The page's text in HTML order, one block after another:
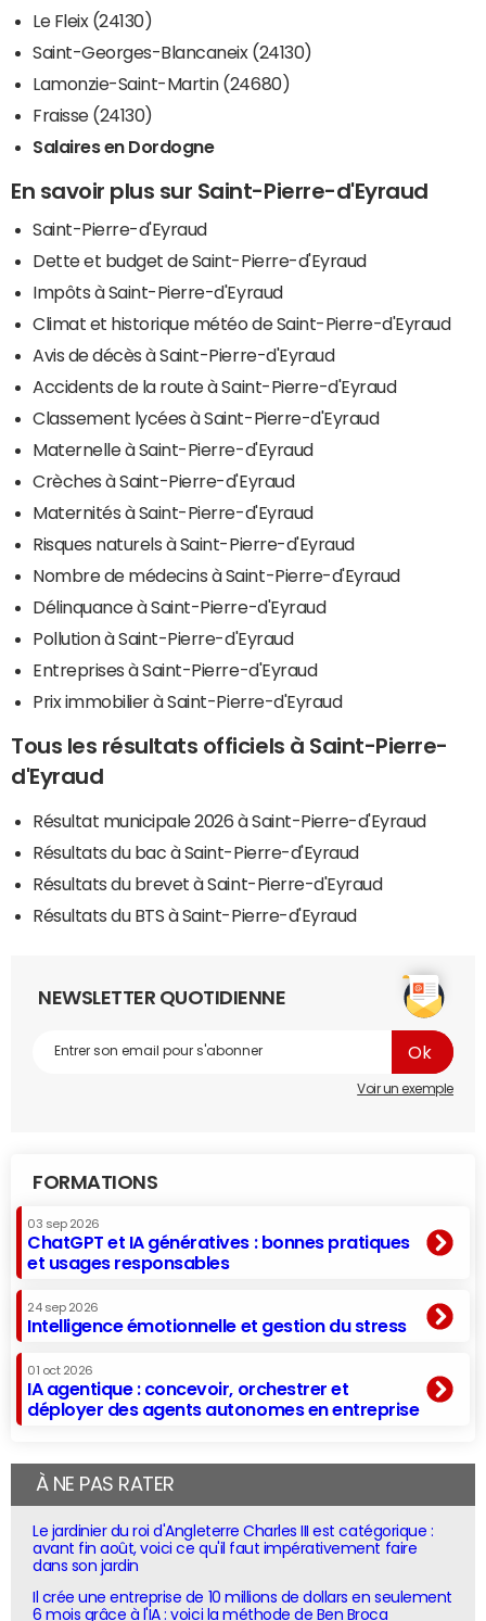
Le Fleix (24130)
Saint-Georges-Blancaneix (24130)
Lamonzie-Saint-Martin (24680)
Fraisse (24130)
Salaires en Dordogne
En savoir plus sur Saint-Pierre-d'Eyraud
Saint-Pierre-d'Eyraud
Dette et budget de Saint-Pierre-d'Eyraud
Impôts à Saint-Pierre-d'Eyraud
Climat et historique météo de Saint-Pierre-d'Eyraud
Avis de décès à Saint-Pierre-d'Eyraud
Accidents de la route à Saint-Pierre-d'Eyraud
Classement lycées à Saint-Pierre-d'Eyraud
Maternelle à Saint-Pierre-d'Eyraud
Crèches à Saint-Pierre-d'Eyraud
Maternités à Saint-Pierre-d'Eyraud
Risques naturels à Saint-Pierre-d'Eyraud
Nombre de médecins à Saint-Pierre-d'Eyraud
Délinquance à Saint-Pierre-d'Eyraud
Pollution à Saint-Pierre-d'Eyraud
Entreprises à Saint-Pierre-d'Eyraud
Prix immobilier à Saint-Pierre-d'Eyraud
Tous les résultats officiels à Saint-Pierre-
d'Eyraud
Résultat municipale 2026 à Saint-Pierre-d'Eyraud
Résultats du bac à Saint-Pierre-d'Eyraud
Résultats du brevet à Saint-Pierre-d'Eyraud
Résultats du BTS à Saint-Pierre-d'Eyraud
NEWSLETTER QUOTIDIENNE
Voir un exemple
FORMATIONS
03 sep 2026
ChatGPT et IA génératives : bonnes pratiques
et usages responsables
24 sep 2026
Intelligence émotionnelle et gestion du stress
01 oct 2026
IA agentique : concevoir, orchestrer et
déployer des agents autonomes en entreprise
À NE PAS RATER
Le jardinier du roi d'Angleterre Charles III est catégorique :
avant fin août, voici ce qu'il faut impérativement faire
dans son jardin
Il crée une entreprise de 10 millions de dollars en seulement
6 mois grâce à l'IA : voici la méthode de Ben Broca